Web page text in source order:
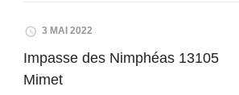
3 MAI 2022
Impasse des Nimphéas 13105
Mimet